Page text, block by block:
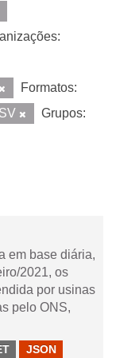
Formatos:
Grupos:
em base diária,
2021, os
por usinas
pelo ONS,
JSON